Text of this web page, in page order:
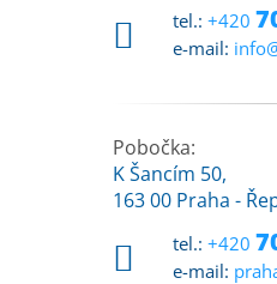
tel.: +420
e-mail:
Pobočka:
K Šancím 50,
163 00 Praha -
tel.: +420
e-mail: